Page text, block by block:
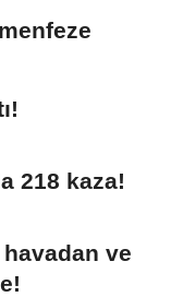
218 kaza!
havadan ve